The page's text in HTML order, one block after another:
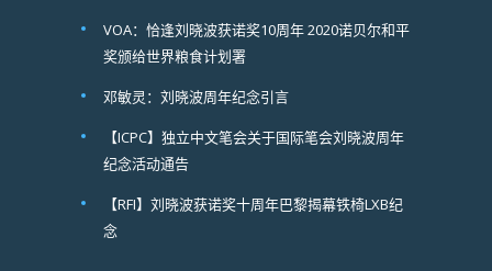
VOA：恰逢刘晓波获诺奖10周年 2020诺贝尔和平
奖颁给世界粮食计划署
邓敏灵：刘晓波周年纪念引言
【ICPC】独立中文笔会关于国际笔会刘晓波周年
纪念活动通告
【RFI】刘晓波获诺奖十周年巴黎揭幕铁椅LXB纪
念